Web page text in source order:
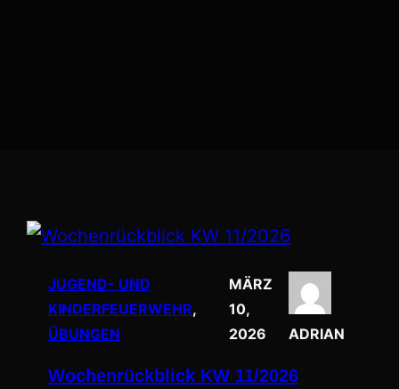
JUGEND- UND
KINDERFEUERWEHR
ÜBUNGEN
MÄRZ
10,
2026
ADRIAN
Wochenrückblick KW 11/2026